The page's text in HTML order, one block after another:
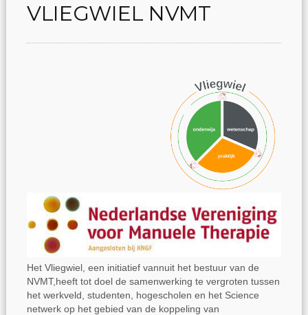
VLIEGWIEL NVMT
Het Vliegwiel, een initiatief vannuit het bestuur van de
NVMT,heeft tot doel de samenwerking te vergroten tussen
het werkveld, studenten, hogescholen en het Science
netwerk op het gebied van de koppeling van